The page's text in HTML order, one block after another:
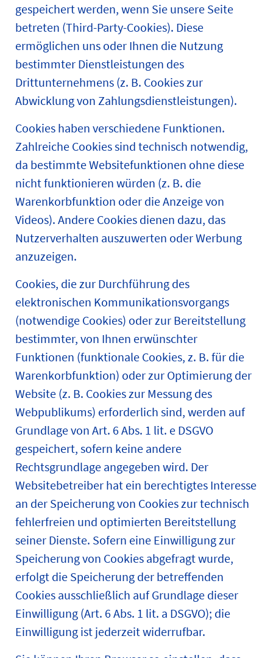
gespeichert werden, wenn Sie unsere Seite
betreten (Third-Party-Cookies). Diese
ermöglichen uns oder Ihnen die Nutzung
bestimmter Dienstleistungen des
Drittunternehmens (z. B. Cookies zur
Abwicklung von Zahlungsdienstleistungen).
Cookies haben verschiedene Funktionen.
Zahlreiche Cookies sind technisch notwendig,
da bestimmte Websitefunktionen ohne diese
nicht funktionieren würden (z. B. die
Warenkorbfunktion oder die Anzeige von
Videos). Andere Cookies dienen dazu, das
Nutzerverhalten auszuwerten oder Werbung
anzuzeigen.
Cookies, die zur Durchführung des
elektronischen Kommunikationsvorgangs
(notwendige Cookies) oder zur Bereitstellung
bestimmter, von Ihnen erwünschter
Funktionen (funktionale Cookies, z. B. für die
Warenkorbfunktion) oder zur Optimierung der
Website (z. B. Cookies zur Messung des
Webpublikums) erforderlich sind, werden auf
Grundlage von Art. 6 Abs. 1 lit. e DSGVO
gespeichert, sofern keine andere
Rechtsgrundlage angegeben wird. Der
Websitebetreiber hat ein berechtigtes Interesse
an der Speicherung von Cookies zur technisch
fehlerfreien und optimierten Bereitstellung
seiner Dienste. Sofern eine Einwilligung zur
Speicherung von Cookies abgefragt wurde,
erfolgt die Speicherung der betreffenden
Cookies ausschließlich auf Grundlage dieser
Einwilligung (Art. 6 Abs. 1 lit. a DSGVO); die
Einwilligung ist jederzeit widerrufbar.